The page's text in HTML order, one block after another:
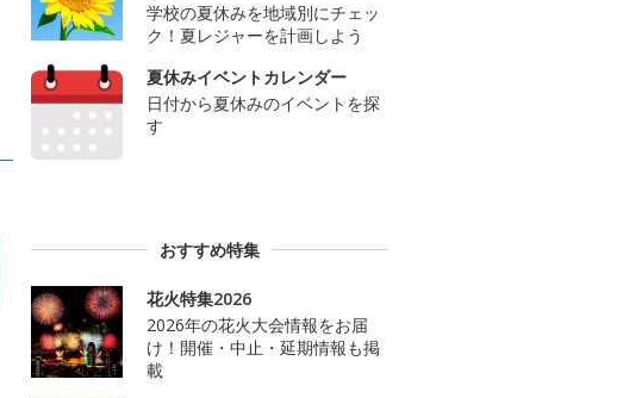
学校の夏休みを地域別にチェッ
ク！夏レジャーを計画しよう
夏休みイベントカレンダー
日付から夏休みのイベントを探
す
おすすめ特集
花火特集2026
2026年の花火大会情報をお届
け！開催・中止・延期情報も掲
載